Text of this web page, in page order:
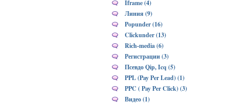
Iframe (4)
Линия (9)
Popunder (16)
Clickunder (13)
Rich-media (6)
Регистрации (3)
Псевдо Qip, Icq (5)
PPL (Pay Per Lead) (1)
PPC ( Pay Per Click) (3)
Видео (1)